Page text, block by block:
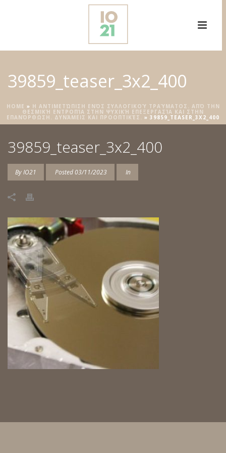
39859_teaser_3x2_400
HOME » Η ΑΝΤΙΜΕΤΏΠΙΣΗ ΕΝΌΣ ΣΥΛΛΟΓΙΚΟΎ ΤΡΑΎΜΑΤΟΣ. ΑΠΌ ΤΗΝ
ΘΕΣΜΙΚΉ ΕΝΤΡΟΠΊΑ ΣΤΗΝ ΨΥΧΙΚΉ ΕΠΕΞΕΡΓΑΣΊΑ ΚΑΙ ΣΤΗΝ
ΕΠΑΝΌΡΘΩΣΗ. ΔΥΝΆΜΕΙΣ ΚΑΙ ΠΡΟΟΠΤΙΚΈΣ. » 39859_TEASER_3X2_400
39859_teaser_3x2_400
ByIO21 Posted03/11/2023 In